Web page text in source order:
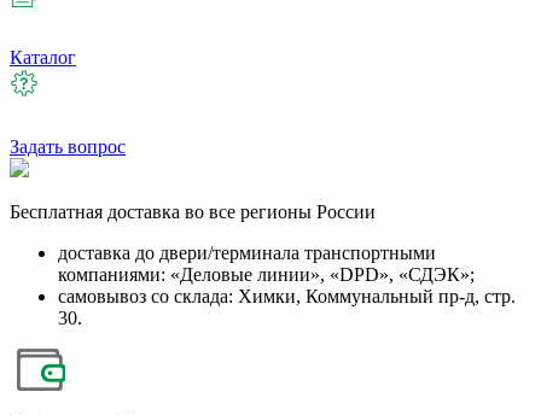
Каталог
Задать вопрос
Бесплатная доставка во все регионы России
доставка до двери/терминала транспортными
компаниями: «Деловые линии», «DPD», «СДЭК»;
самовывоз со склада: Химки, Коммунальный пр-д, стр.
30.